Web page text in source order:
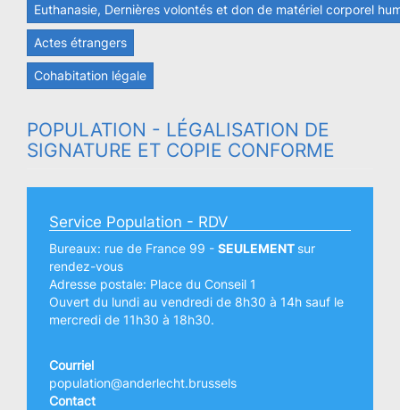
Euthanasie, Dernières volontés et don de matériel corporel
Actes étrangers
Cohabitation légale
POPULATION - LÉGALISATION DE
SIGNATURE ET COPIE CONFORME
Service Population - RDV
Bureaux: rue de France 99 - SEULEMENT sur
rendez-vous
Adresse postale: Place du Conseil 1
Ouvert du lundi au vendredi de 8h30 à 14h sauf le
mercredi de 11h30 à 18h30.
Courriel
population@anderlecht.brussels
Contact